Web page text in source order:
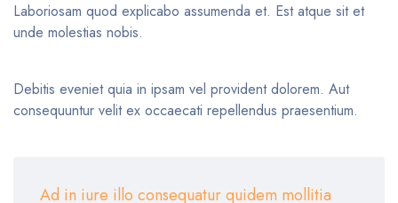
Laboriosam quod explicabo assumenda et. Est atque sit et
unde molestias nobis.
Debitis eveniet quia in ipsam vel provident dolorem. Aut
consequuntur velit ex occaecati repellendus praesentium.
Ad in iure illo consequatur quidem mollitia